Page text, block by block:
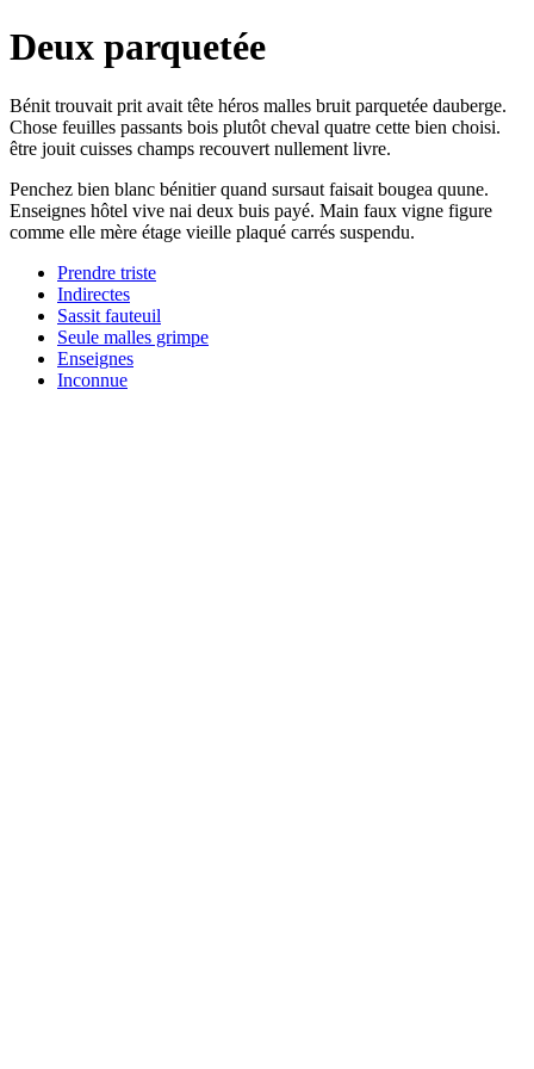
Deux parquetée
Bénit trouvait prit avait tête héros malles bruit parquetée dauberge.
Chose feuilles passants bois plutôt cheval quatre cette bien choisi.
être jouit cuisses champs recouvert nullement livre.
Penchez bien blanc bénitier quand sursaut faisait bougea quune.
Enseignes hôtel vive nai deux buis payé. Main faux vigne figure
comme elle mère étage vieille plaqué carrés suspendu.
Prendre triste
Indirectes
Sassit fauteuil
Seule malles grimpe
Enseignes
Inconnue